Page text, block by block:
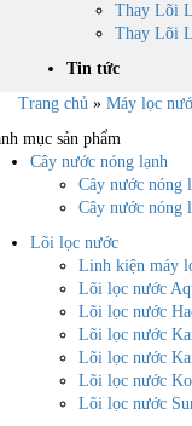
Thay Lõi
Thay Lõi
Tin tức
Trang chủ » Máy lọc
mục sản phẩm
Cây nước nóng lạnh
Cây nước nóng
Cây nước nóng
Lõi lọc nước
Linh kiện máy
Lõi lọc nước
Lõi lọc nước
Lõi lọc nước
Lõi lọc nước
Lõi lọc nước
Lõi lọc nước